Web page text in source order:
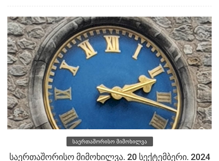
საერთაშორისო მიმოხილვა
საერთაშორისო მიმოხილვა. 20 სექტემბერი. 2024